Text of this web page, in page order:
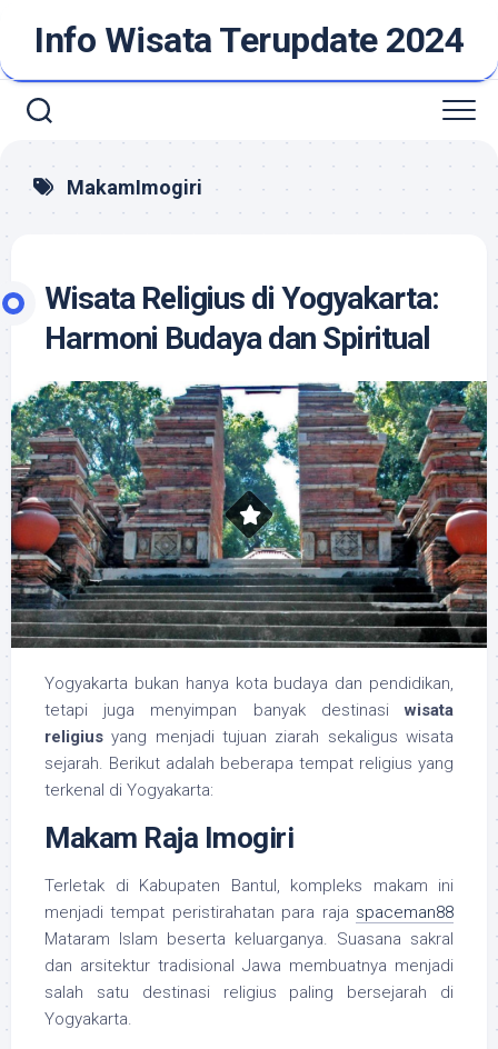
contentInfo Wisata Terupdate 2024
MakamImogiri
Wisata Religius di Yogyakarta:
Harmoni Budaya dan Spiritual
Yogyakarta bukan hanya kota budaya dan pendidikan,
tetapi juga menyimpan banyak destinasiwisata
religius yang menjadi tujuan ziarah sekaligus wisata
sejarah. Berikut adalah beberapa tempat religius yang
terkenal di Yogyakarta:
Makam Raja Imogiri
Terletak di Kabupaten Bantul, kompleks makam ini
menjadi tempat peristirahatan para raja spaceman88
Mataram Islam beserta keluarganya. Suasana sakral
dan arsitektur tradisional Jawa membuatnya menjadi
salah satu destinasi religius paling bersejarah di
Yogyakarta.